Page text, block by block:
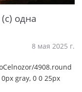
одна
8 мая 2025 г.
4908.round
gray, 0 0 25px